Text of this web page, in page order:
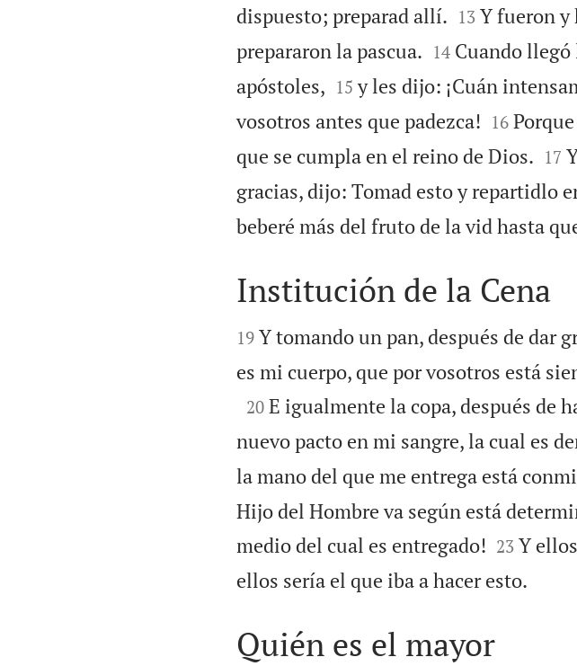
dispuesto; preparad allí.
13 Y fueron y
prepararon la pascua.
14 Cuando llegó
apóstoles, 

15 y les dijo: ¡Cuán
vosotros antes que padezca!
16
que se cumpla en el reino de Dios.
17
gracias, dijo: Tomad esto y repartidlo
beberé más del fruto de la vid hasta

Institución de la Cena

19 Y tomando un pan, después de dar
es mi cuerpo, que por vosotros está

20 E igualmente la copa, después de
nuevo pacto en mi sangre, la cual es
la mano del que me entrega está
Hijo del Hombre va según está
medio del cual es entregado!
23 Y
ellos sería el que iba a hacer esto.
Quién es el mayor